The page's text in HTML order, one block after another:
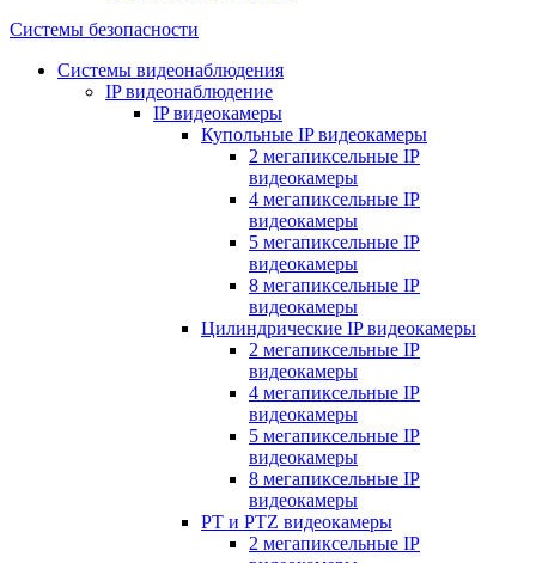
Системы безопасности
Системы видеонаблюдения
IP видеонаблюдение
IP видеокамеры
Купольные IP видеокамеры
2 мегапиксельные IP
видеокамеры
4 мегапиксельные IP
видеокамеры
5 мегапиксельные IP
видеокамеры
8 мегапиксельные IP
видеокамеры
Цилиндрические IP видеокамеры
2 мегапиксельные IP
видеокамеры
4 мегапиксельные IP
видеокамеры
5 мегапиксельные IP
видеокамеры
8 мегапиксельные IP
видеокамеры
PT и PTZ видеокамеры
2 мегапиксельные IP